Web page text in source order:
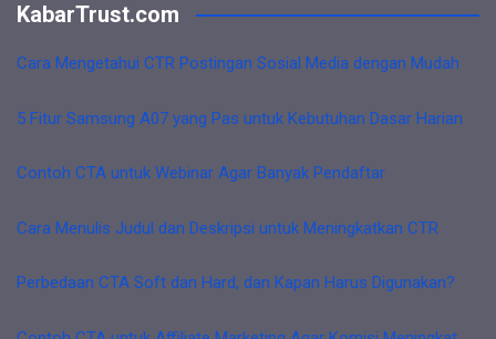
KabarTrust.com
Cara Mengetahui CTR Postingan Sosial Media dengan Mudah
5 Fitur Samsung A07 yang Pas untuk Kebutuhan Dasar Harian
Contoh CTA untuk Webinar Agar Banyak Pendaftar
Cara Menulis Judul dan Deskripsi untuk Meningkatkan CTR
Perbedaan CTA Soft dan Hard, dan Kapan Harus Digunakan?